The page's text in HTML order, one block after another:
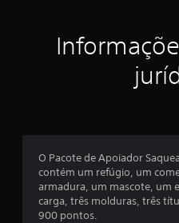
O Pacote de Apoiador
contém um refúgio, um
armadura, um mascote, um
carga, três molduras, três
900 pontos.